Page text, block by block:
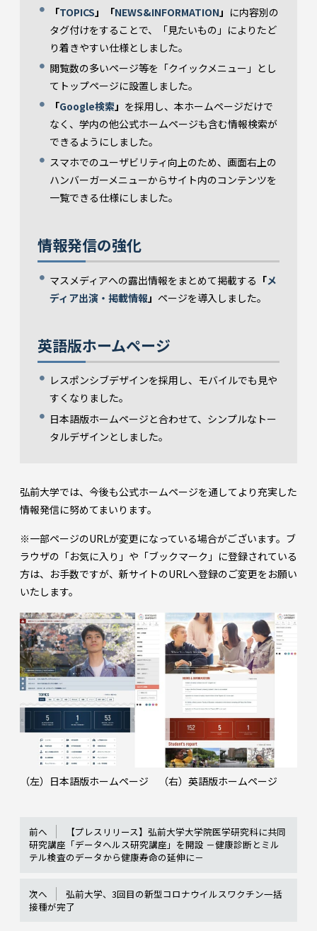
「TOPICS 」「NEWS&INFORMATION 」 に内容別の
タグ付けをすることで、「見たいもの」によりたど
り着きやすい仕様としました。
閲覧数の多いページ等を「クイックメニュー」とし
てトップページに設置しました。
「Google検索」 を採用し、本ホームページだけで
なく、学内の他公式ホームページも含む情報検索が
できるようにしました。
スマホでのユーザビリティ向上のため、画面右上の
ハンバーガーメニューからサイト内のコンテンツを
一覧できる仕様にしました。
情報発信の強化
マスメディアへの露出情報をまとめて掲載する 「メ
ディア出演・掲載情報 」 ページを導入しました。
英語版ホームページ
レスポンシブデザインを採用し、モバイルでも見や
すくなりました。
日本語版ホームページと合わせて、シンプルなトー
タルデザインとしました。
弘前大学では、今後も公式ホームページを通してより充実した
情報発信に努めてまいります。
※一部ページのURLが変更になっている場合がございます。ブ
ラウザの「お気に入り」や「ブックマーク」に登録されている
方は、お手数ですが、新サイトのURLへ登録のご変更をお願い
いたします。
（左）日本語版ホームページ （右）英語版ホームページ
前へ
【プレスリリース】弘前大学大学院医学研究科に共同
研究講座「データヘルス研究講座」を開設 －健康診断とミル
テル検査のデータから健康寿命の延伸に－
次へ
弘前大学、3回目の新型コロナウイルスワクチン一括
接種が完了